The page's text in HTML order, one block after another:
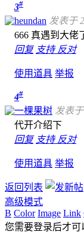
3#
heundan 发表于
666 真遇到大佬
回复 支持 反对
使用道具 举报
4#
一棵果树 发表
代开介绍下
回复 支持 反对
使用道具 举报
返回列表
高级模式
B Color Image Link
您需要登录后才可